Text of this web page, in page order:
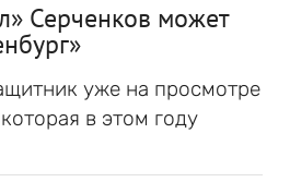
Серченков может
уже на просмотре
в этом году